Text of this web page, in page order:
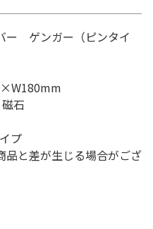
ー ゲンガー（ピンタイ
石
プ
と差が生じる場合がござ